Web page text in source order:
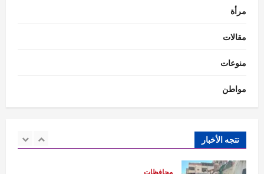
مرأة
مقالات
منوعات
مواطن
تتجه الأخبار
1
2
محافظ الغربية يتابع حملات النظافة.. رفع 935
0